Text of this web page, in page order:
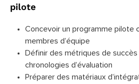
pilote
Concevoir un programme pilote
membres d’équipe
Définir des métriques de
chronologies d’évaluation
Préparer des matériaux